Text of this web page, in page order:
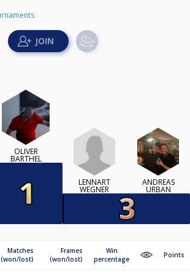
OLIVER
BARTHEL
LENNART
WEGNER
ANDREAS
URBAN
Matches
(won/lost)
Frames
(won/lost)
Win
percentage
Points